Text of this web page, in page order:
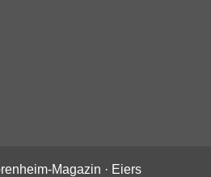
Magazin · Eiers